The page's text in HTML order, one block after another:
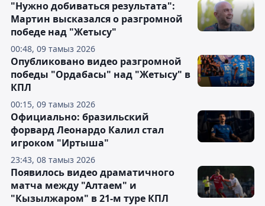
00:48, 09 тамыз 2026
"Нужно добиваться результата":
Мартин высказался о разгромной
победе над "Жетысу"
00:15, 09 тамыз 2026
Опубликовано видео разгромной
победы "Ордабасы" над "Жетысу" в
КПЛ
23:43, 08 тамыз 2026
Официально: бразильский
форвард Леонардо Калил стал
игроком "Иртыша"
Появилось видео драматичного
матча между "Алтаем" и
"Кызылжаром" в 21-м туре КПЛ